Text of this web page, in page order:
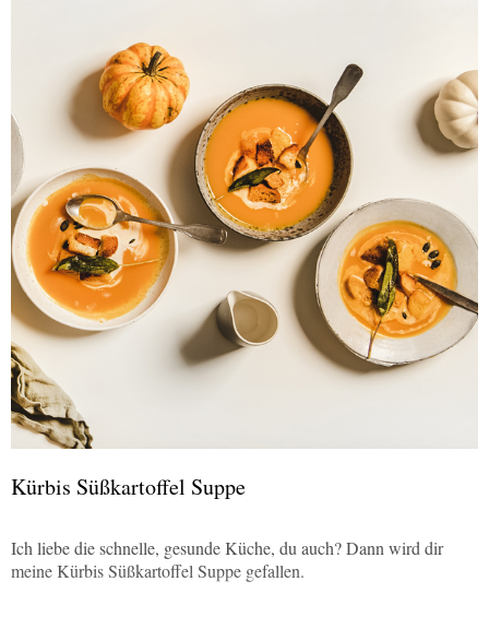
Kürbis Süßkartoffel Suppe
Ich liebe die schnelle, gesunde Küche, du auch? Dann wird dir
meine Kürbis Süßkartoffel Suppe gefallen.